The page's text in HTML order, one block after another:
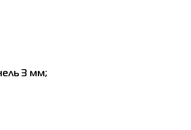
3 мм;